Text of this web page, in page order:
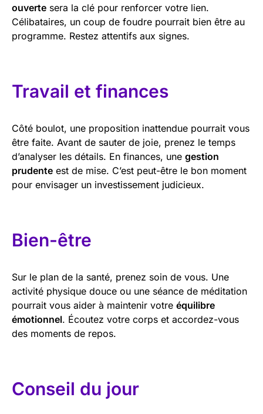
ouverte sera la clé pour renforcer votre lien.
Célibataires, un coup de foudre pourrait bien être au
programme. Restez attentifs aux signes.
Travail et finances
Côté boulot, une proposition inattendue pourrait vous
être faite. Avant de sauter de joie, prenez le temps
d’analyser les détails. En finances, une gestion
prudente est de mise. C’est peut-être le bon moment
pour envisager un investissement judicieux.
Bien-être
Sur le plan de la santé, prenez soin de vous. Une
activité physique douce ou une séance de méditation
pourrait vous aider à maintenir votre équilibre
émotionnel. Écoutez votre corps et accordez-vous
des moments de repos.
Conseil du jour